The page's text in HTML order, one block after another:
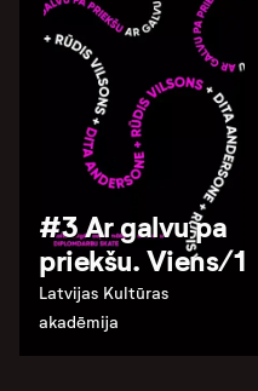
#3 Ar galvu pa
priekšu. Viens/1
Latvijas Kultūras
akadēmija